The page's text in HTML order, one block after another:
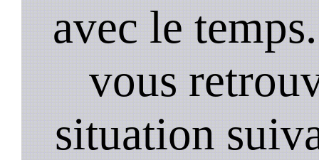
avec le
vous
situation